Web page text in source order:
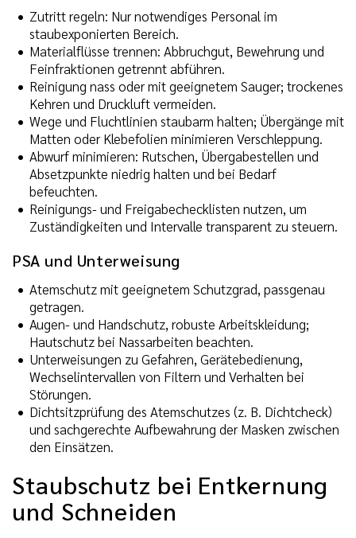
Zutritt regeln: Nur notwendiges Personal im
staubexponierten Bereich.
Materialflüsse trennen: Abbruchgut, Bewehrung und
Feinfraktionen getrennt abführen.
Reinigung nass oder mit geeignetem Sauger; trockenes
Kehren und Druckluft vermeiden.
Wege und Fluchtlinien staubarm halten; Übergänge mit
Matten oder Klebefolien minimieren Verschleppung.
Abwurf minimieren: Rutschen, Übergabestellen und
Absetzpunkte niedrig halten und bei Bedarf
befeuchten.
Reinigungs- und Freigabechecklisten nutzen, um
Zuständigkeiten und Intervalle transparent zu steuern.
PSA und Unterweisung
Atemschutz mit geeignetem Schutzgrad, passgenau
getragen.
Augen- und Handschutz, robuste Arbeitskleidung;
Hautschutz bei Nassarbeiten beachten.
Unterweisungen zu Gefahren, Gerätebedienung,
Wechselintervallen von Filtern und Verhalten bei
Störungen.
Dichtsitzprüfung des Atemschutzes (z. B. Dichtcheck)
und sachgerechte Aufbewahrung der Masken zwischen
den Einsätzen.
Staubschutz bei Entkernung
und Schneiden